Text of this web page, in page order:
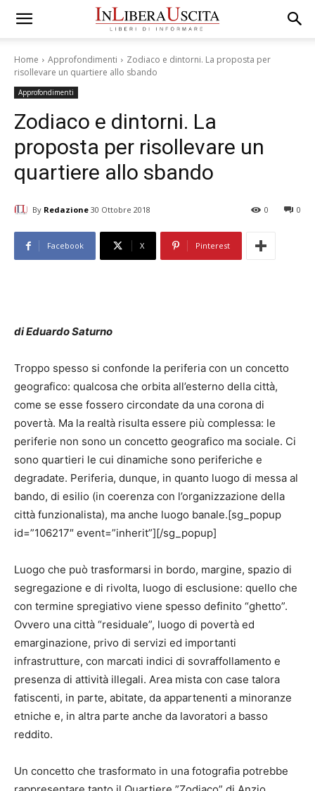
Home Approfondimenti
Zodiaco e dintorni. La proposta per
risollevare un quartiere allo sbando
Approfondimenti
Zodiaco e dintorni. La
proposta per risollevare un
quartiere allo sbando
By Redazione 30 Ottobre 2018 0
0
Facebook X Pinterest
di Eduardo Saturno
Troppo spesso si confonde la periferia con un concetto
geografico: qualcosa che orbita all’esterno della città,
come se esse fossero circondate da una corona di
povertà. Ma la realtà risulta essere più complessa: le
periferie non sono un concetto geografico ma sociale. Ci
sono quartieri le cui dinamiche sono periferiche e
degradate. Periferia, dunque, in quanto luogo di messa al
bando, di esilio (in coerenza con l’organizzazione della
città funzionalista), ma anche luogo banale.[sg_popup
id=”106217″ event=”inherit”][/sg_popup]
Luogo che può trasformarsi in bordo, margine, spazio di
segregazione e di rivolta, luogo di esclusione: quello che
con termine spregiativo viene spesso definito “ghetto”.
Ovvero una città “residuale”, luogo di povertà ed
emarginazione, privo di servizi ed importanti
infrastrutture, con marcati indici di sovraffollamento e
presenza di attività illegali. Area mista con case talora
fatiscenti, in parte, abitate, da appartenenti a minoranze
etniche e, in altra parte anche da lavoratori a basso
reddito.
Un concetto che trasformato in una fotografia potrebbe